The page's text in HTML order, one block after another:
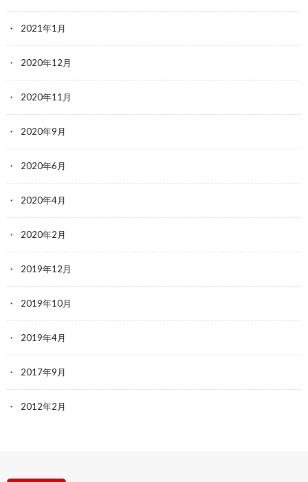
2021年1月
2020年12月
2020年11月
2020年9月
2020年6月
2020年4月
2020年2月
2019年12月
2019年10月
2019年4月
2017年9月
2012年2月